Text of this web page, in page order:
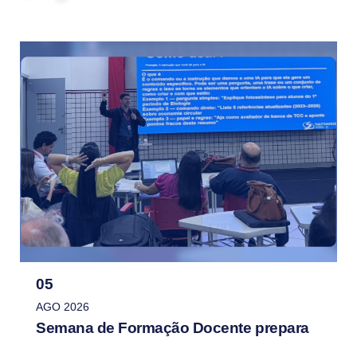
05
AGO 2026
Semana de Formação Docente prepara